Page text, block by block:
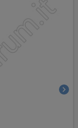
chevron_right